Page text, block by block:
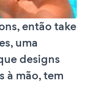
então take
uma
designs
à mão, tem